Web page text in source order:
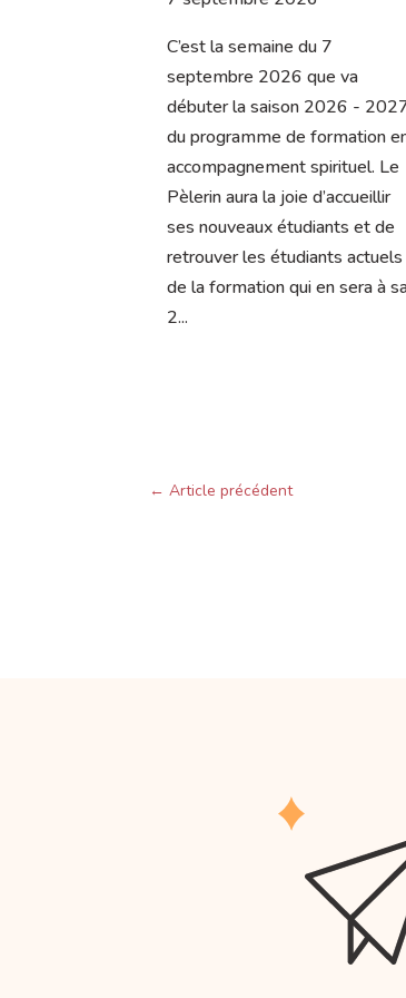
Nous vous invitons à une
rencontre d’information en ligne
sur le programme
Sacramentalité et intervention
pastorale. Découvrez comment
cette démarche spirituelle et
pastorale ouvre à la
sacramentalité de la vie et
renouvelle notre regard sur
l’existence.
←Article précédent